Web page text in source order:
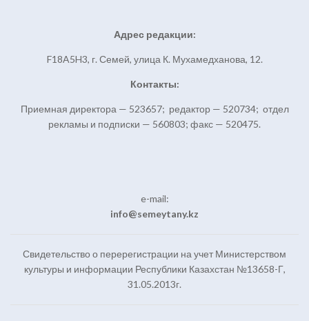
Адрес редакции:
F18A5H3, г. Семей, улица К. Мухамедханова, 12.
Контакты:
Приемная директора — 523657; редактор — 520734; отдел
рекламы и подписки — 560803; факс — 520475.
e-mail:
info@semeytany.kz
Свидетельство о перерегистрации на учет Министерством
культуры и информации Республики Казахстан №13658-Г,
31.05.2013г.